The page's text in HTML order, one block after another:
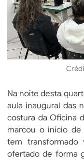
Na noite desta
aula inaugural das
costura da Oficina
marcou o início
tem
ofertado de forma